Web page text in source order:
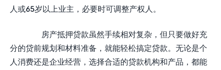
人或65岁以上业主，必要时可调整产权人。
房产抵押贷款虽然手续相对复杂，但只要做好充
分的贷前规划和材料准备，就能轻松搞定贷款。无论是个
人消费还是企业经营，选择合适的贷款机构和产品，都能